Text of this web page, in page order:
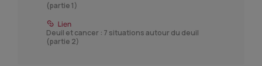
(partie 1)
Deuil et cancer : 7 situations autour du deuil
(partie 2)